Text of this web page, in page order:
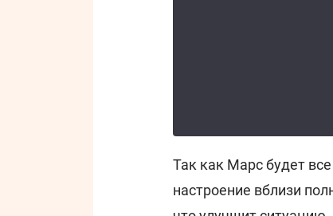
Так как Марс будет
настроение вблизи